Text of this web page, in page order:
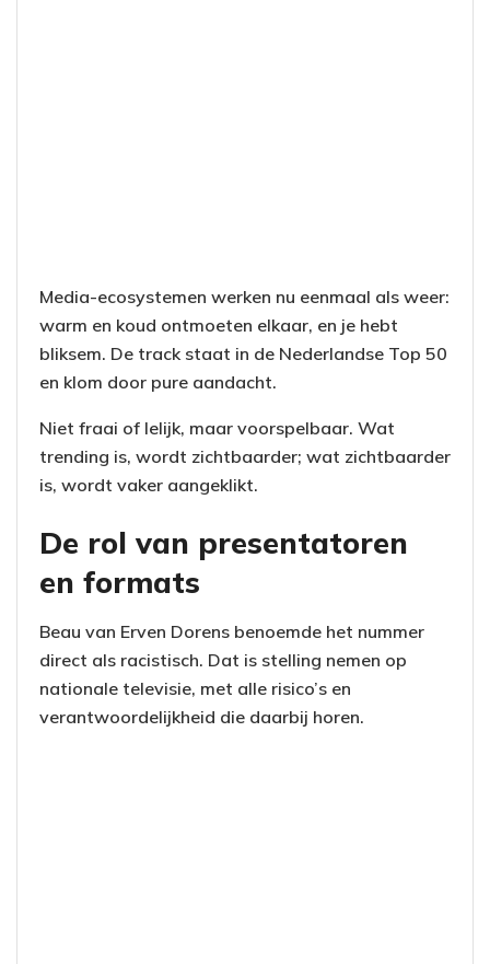
Media-ecosystemen werken nu eenmaal als weer:
warm en koud ontmoeten elkaar, en je hebt
bliksem. De track staat in de Nederlandse Top 50
en klom door pure aandacht.
Niet fraai of lelijk, maar voorspelbaar. Wat
trending is, wordt zichtbaarder; wat zichtbaarder
is, wordt vaker aangeklikt.
De rol van presentatoren
en formats
Beau van Erven Dorens benoemde het nummer
direct als racistisch. Dat is stelling nemen op
nationale televisie, met alle risico’s en
verantwoordelijkheid die daarbij horen.